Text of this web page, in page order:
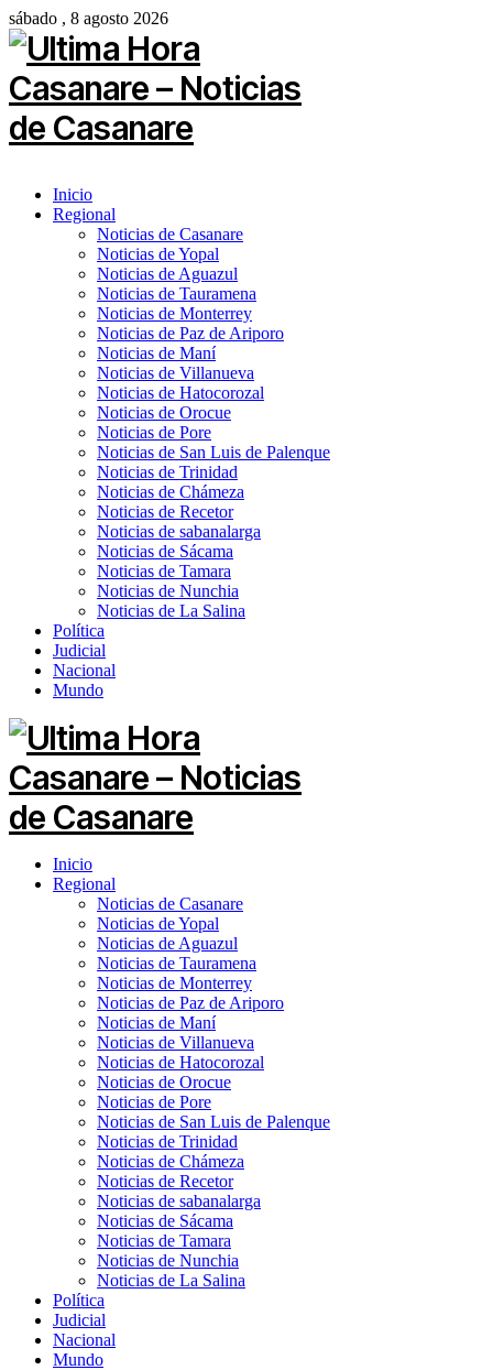
sábado , 8 agosto 2026
Inicio
Regional
Noticias de Casanare
Noticias de Yopal
Noticias de Aguazul
Noticias de Tauramena
Noticias de Monterrey
Noticias de Paz de Ariporo
Noticias de Maní
Noticias de Villanueva
Noticias de Hatocorozal
Noticias de Orocue
Noticias de Pore
Noticias de San Luis de Palenque
Noticias de Trinidad
Noticias de Chámeza
Noticias de Recetor
Noticias de sabanalarga
Noticias de Sácama
Noticias de Tamara
Noticias de Nunchia
Noticias de La Salina
Política
Judicial
Nacional
Mundo
Inicio
Regional
Noticias de Casanare
Noticias de Yopal
Noticias de Aguazul
Noticias de Tauramena
Noticias de Monterrey
Noticias de Paz de Ariporo
Noticias de Maní
Noticias de Villanueva
Noticias de Hatocorozal
Noticias de Orocue
Noticias de Pore
Noticias de San Luis de Palenque
Noticias de Trinidad
Noticias de Chámeza
Noticias de Recetor
Noticias de sabanalarga
Noticias de Sácama
Noticias de Tamara
Noticias de Nunchia
Noticias de La Salina
Política
Judicial
Nacional
Mundo